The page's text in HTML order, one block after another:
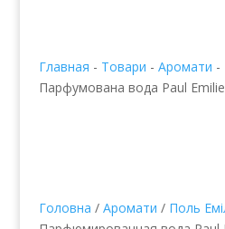
Главная - Товари - Аромати -
Парфумована вода Paul
Головна / Аромати / Поль